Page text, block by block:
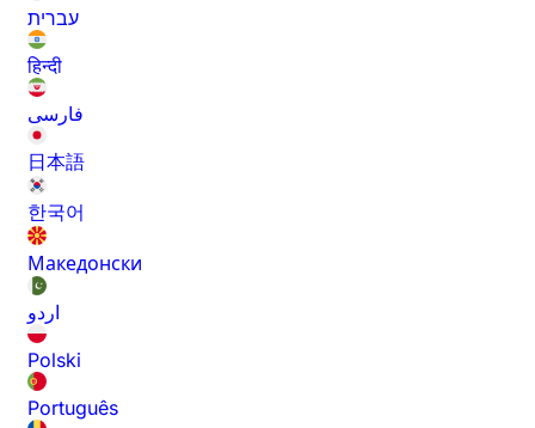
עברית
हिन्दी
فارسی
日本語
한국어
Македонски
اردو
Polski
Português